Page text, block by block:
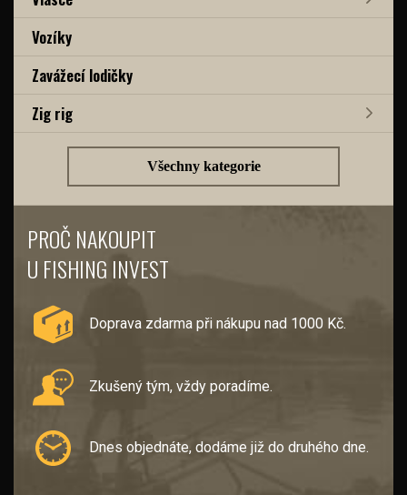
Vozíky
Zavážecí lodičky
Zig rig
Všechny kategorie
PROČ NAKOUPIT
U FISHING INVEST
Doprava zdarma při nákupu nad 1000 Kč.
Zkušený tým, vždy poradíme.
Dnes objednáte, dodáme již do druhého dne.